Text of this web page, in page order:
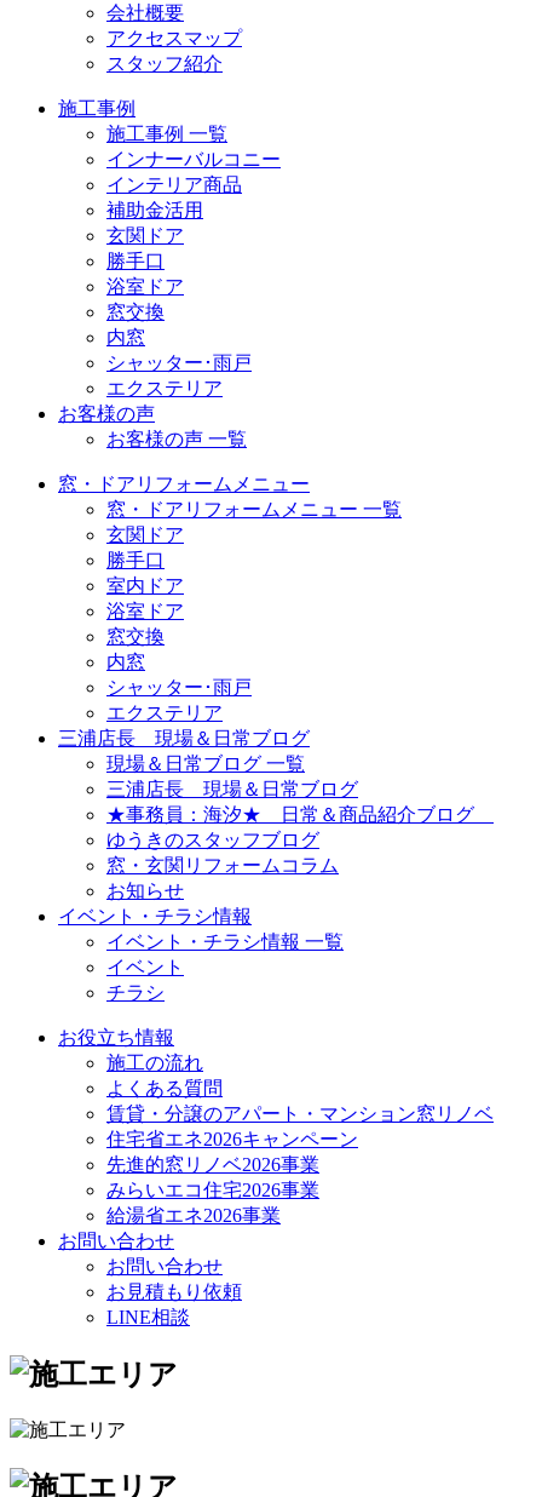
会社概要
アクセスマップ
スタッフ紹介
施工事例
施工事例 一覧
インナーバルコニー
インテリア商品
補助金活用
玄関ドア
勝手口
浴室ドア
窓交換
内窓
シャッター･雨戸
エクステリア
お客様の声
お客様の声 一覧
窓・ドアリフォームメニュー
窓・ドアリフォームメニュー 一覧
玄関ドア
勝手口
室内ドア
浴室ドア
窓交換
内窓
シャッター･雨戸
エクステリア
三浦店長 現場＆日常ブログ
現場＆日常ブログ 一覧
三浦店長 現場＆日常ブログ
★事務員：海汐★ 日常＆商品紹介ブログ
ゆうきのスタッフブログ
窓・玄関リフォームコラム
お知らせ
イベント・チラシ情報
イベント・チラシ情報 一覧
イベント
チラシ
お役立ち情報
施工の流れ
よくある質問
賃貸・分譲のアパート・マンション窓リノベ
住宅省エネ2026キャンペーン
先進的窓リノベ2026事業
みらいエコ住宅2026事業
給湯省エネ2026事業
お問い合わせ
お問い合わせ
お見積もり依頼
LINE相談